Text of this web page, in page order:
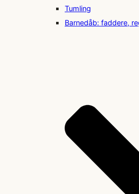
Tumling
Barnedåb: faddere,